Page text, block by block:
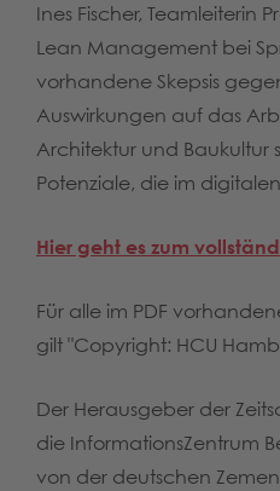
Ines Fischer, Teamleiterin
Lean Management bei
vorhandene Skepsis
Auswirkungen auf das
Architektur und Baukultur
Potenziale, die im
Hier geht es zum
Für alle im PDF
gilt "Copyright: HCU
Der Herausgeber der
die InformationsZentrum
von der deutschen